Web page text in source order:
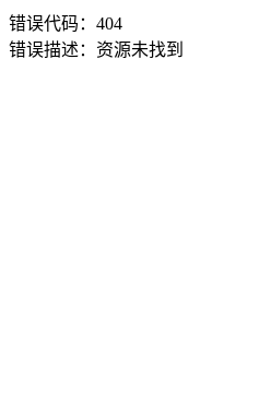
错误代码：404
错误描述：资源未找到